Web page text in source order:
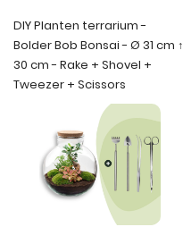
DIY Planten terrarium -
Bolder Bob Bonsai - Ø 31 cm ↑
30 cm - Rake + Shovel +
Tweezer + Scissors